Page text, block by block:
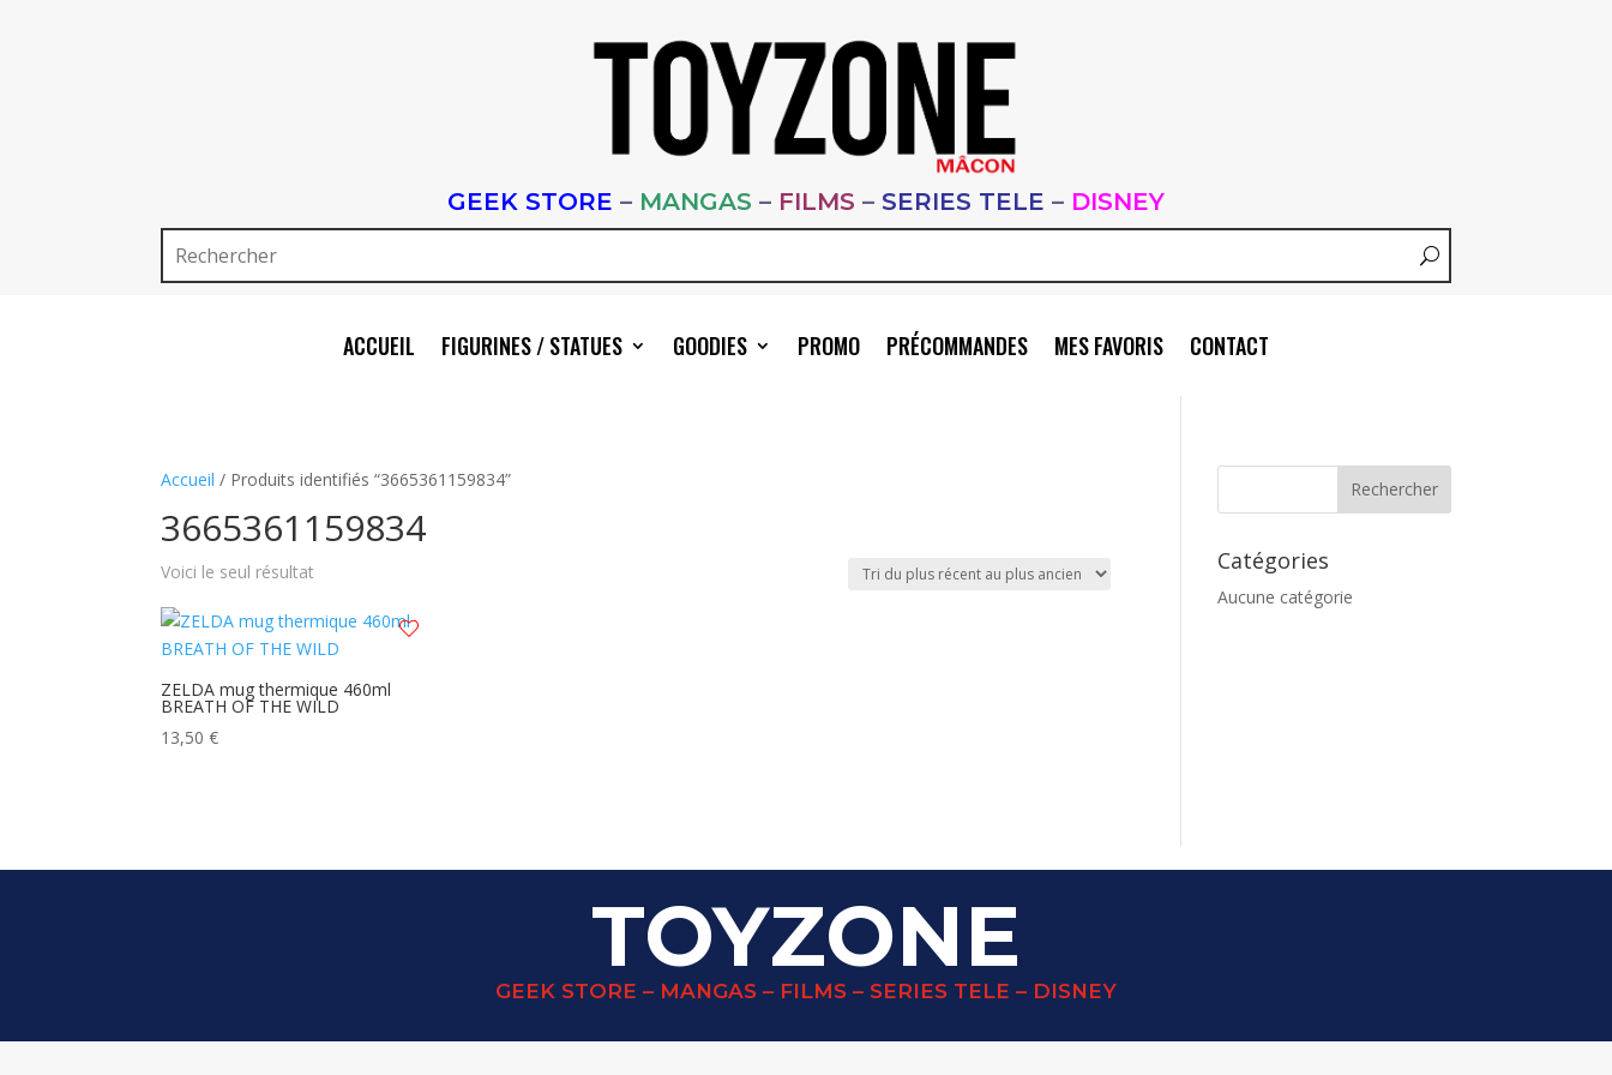
GEEK STORE – MANGAS – FILMS – SERIES TELE – DISNEY
ACCUEIL FIGURINES / STATUES GOODIES PROMO PRÉCOMMANDES MES FAVORIS CONTACT
Accueil / Produits identifiés “3665361159834”
3665361159834
Voici le seul résultat
ZELDA mug thermique 460ml
BREATH OF THE WILD
13,50€
Catégories
Aucune catégorie
TOYZONE
GEEK STORE – MANGAS – FILMS – SERIES TELE – DISNEY